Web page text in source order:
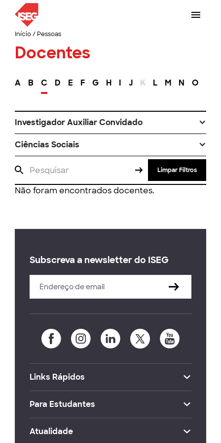
Início/ Pessoas
Docentes
A B C D E F G H I J K L M N O
Investigador Auxiliar Convidado
Ciências Sociais
Limpar Filtros
Não foram encontrados docentes.
Subscreva a newsletter do ISEG
Links Rápidos
Para Estudantes
Atualidade